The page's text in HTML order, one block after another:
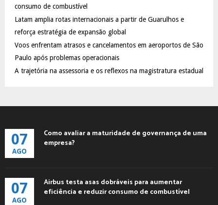
:consumo de combustível
Latam amplia rotas internacionais a partir de Guarulhos e
reforça estratégia de expansão global
Voos enfrentam atrasos e cancelamentos em aeroportos de São
Paulo após problemas operacionais
A trajetória na assessoria e os reflexos na magistratura estadual
07
AGO
Como avaliar a maturidade de governança de uma
empresa?
07
AGO
Airbus testa asas dobráveis para aumentar
eficiência e reduzir consumo de combustível